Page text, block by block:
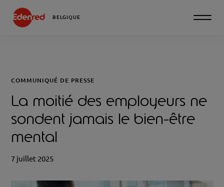
BELGIQUE
COMMUNIQUÉ DE PRESSE
La moitié des employeurs ne
sondent jamais le bien-être
mental
7 juillet 2025